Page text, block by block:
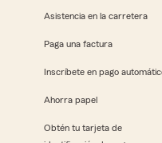
Asistencia en la carretera
Paga una factura
Inscríbete en pago
Ahorra papel
Obtén tu tarjeta de